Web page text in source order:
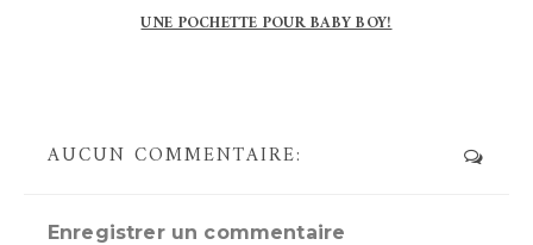
UNE POCHETTE POUR BABY BOY!
AUCUN COMMENTAIRE:
Enregistrer un commentaire